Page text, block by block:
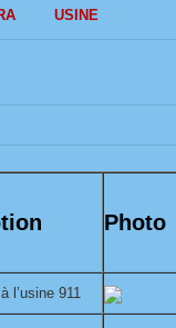
USINE
Photo
l’usine 911